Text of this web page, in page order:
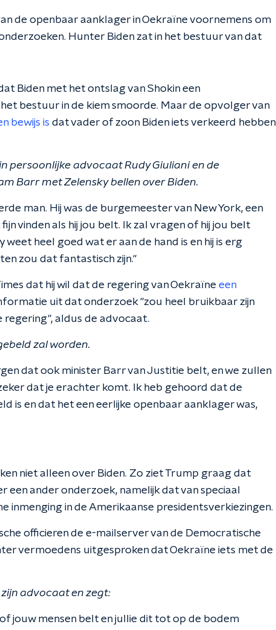
de openbaar aanklager in Oekraïne voornemens om
Hunter Biden zat in het bestuur van dat
Biden met het ontslag van Shokin een
bestuur in de kiem smoorde. Maar de opvolger van
bewijs is dat vader of zoon Biden iets verkeerd hebben
persoonlijke advocaat Rudy Giuliani en de
Barr met Zelensky bellen over Biden.
man. Hij was de burgemeester van New York, een
vinden als hij jou belt. Ik zal vragen of hij jou belt
heel goed wat er aan de hand is en hij is erg
zou dat fantastisch zijn."
dat hij wil dat de regering van Oekraïne een
uit dat onderzoek "zou heel bruikbaar zijn
regering", aldus de advocaat.
zal worden.
dat ook minister Barr van Justitie belt, en we zullen
dat je erachter komt. Ik heb gehoord dat de
is en dat het een eerlijke openbaar aanklager was,
niet alleen over Biden. Zo ziet Trump graag dat
ander onderzoek, namelijk dat van speciaal
inmenging in de Amerikaanse presidentsverkiezingen.
officieren de e-mailserver van de Democratische
vermoedens uitgesproken dat Oekraïne iets met de
advocaat en zegt:
jouw mensen belt en jullie dit tot op de bodem